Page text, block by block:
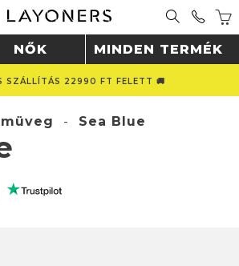
NŐK MINDEN TERMÉK
SZÁLLÍTÁS 22990 FT FELETT 🚚
- Sea Blue